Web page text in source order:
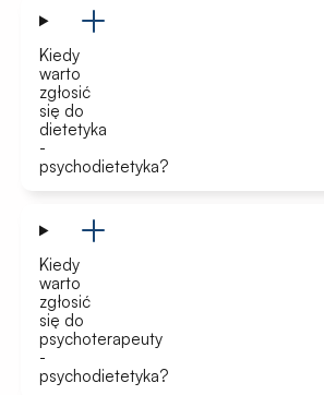
Kiedy
warto
zgłosić
się do
dietetyka
-
psychodietetyka?
Kiedy
warto
zgłosić
się do
psychoterapeuty
-
psychodietetyka?